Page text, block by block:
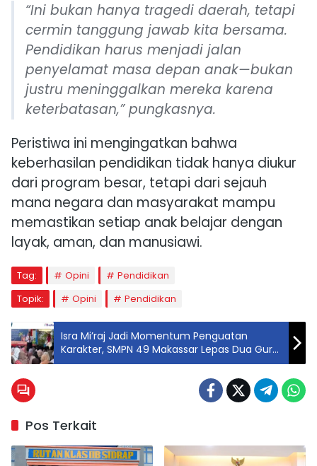
“Ini bukan hanya tragedi daerah, tetapi
cermin tanggung jawab kita bersama.
Pendidikan harus menjadi jalan
penyelamat masa depan anak—bukan
justru meninggalkan mereka karena
keterbatasan,” pungkasnya.
Peristiwa ini mengingatkan bahwa
keberhasilan pendidikan tidak hanya diukur
dari program besar, tetapi dari sejauh
mana negara dan masyarakat mampu
memastikan setiap anak belajar dengan
layak, aman, dan manusiawi.
Tag: Opini
Pendidikan
Topik:
Opini Pendidikan
Isra Mi’raj Jadi Momentum Penguatan
Karakter, SMPN 49 Makassar Lepas Dua Guru
Purna Bakti
Pos Terkait